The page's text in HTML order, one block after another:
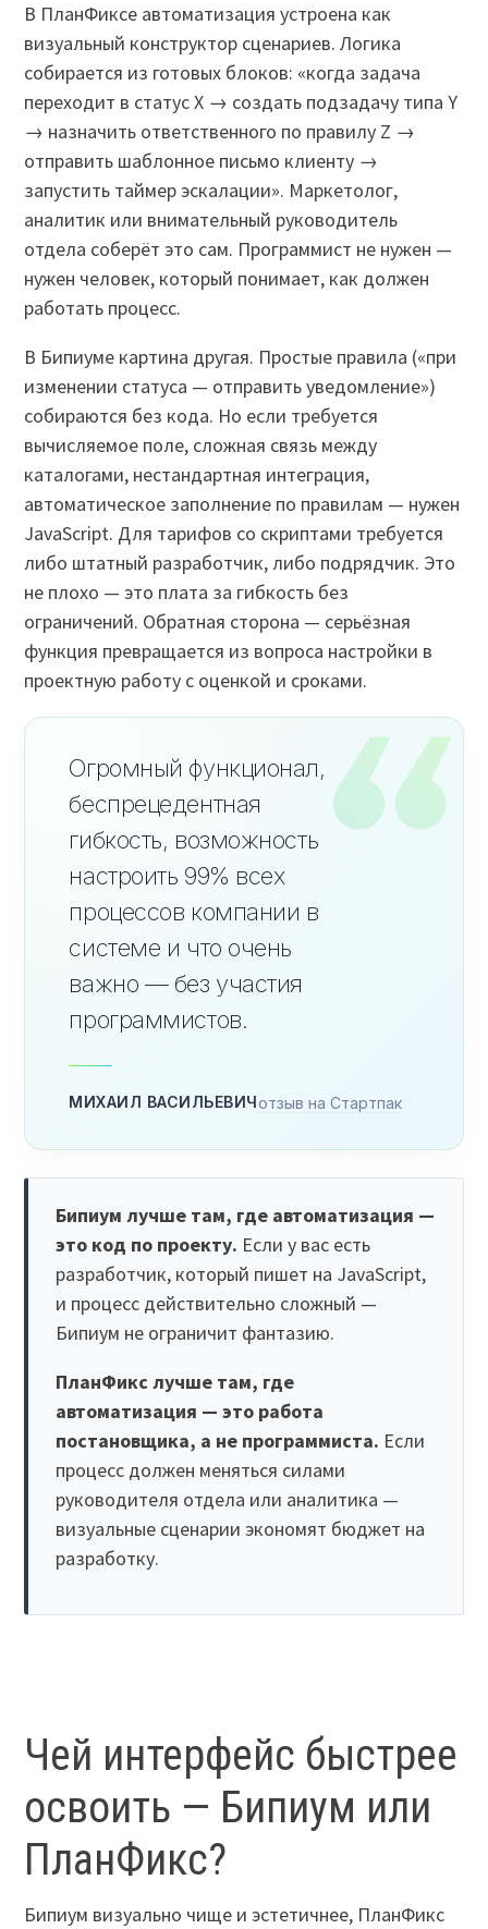
В ПланФиксе автоматизация устроена как
визуальный конструктор сценариев. Логика
собирается из готовых блоков: «когда задача
переходит в статус Х → создать подзадачу типа Y
→ назначить ответственного по правилу Z →
отправить шаблонное письмо клиенту →
запустить таймер эскалации». Маркетолог,
аналитик или внимательный руководитель
отдела соберёт это сам. Программист не нужен —
нужен человек, который понимает, как должен
работать процесс.
В Бипиуме картина другая. Простые правила («при
изменении статуса — отправить уведомление»)
собираются без кода. Но если требуется
вычисляемое поле, сложная связь между
каталогами, нестандартная интеграция,
автоматическое заполнение по правилам — нужен
JavaScript. Для тарифов со скриптами требуется
либо штатный разработчик, либо подрядчик. Это
не плохо — это плата за гибкость без
ограничений. Обратная сторона — серьёзная
функция превращается из вопроса настройки в
проектную работу с оценкой и сроками.
Огромный функционал,
беспрецедентная
гибкость, возможность
настроить 99% всех
процессов компании в
системе и что очень
важно — без участия
программистов.
МИХАИЛ ВАСИЛЬЕВИЧотзыв на Стартпак
Бипиум лучше там, где автоматизация —
это код по проекту. Если у вас есть
разработчик, который пишет на JavaScript,
и процесс действительно сложный —
Бипиум не ограничит фантазию.
ПланФикс лучше там, где
автоматизация — это работа
постановщика, а не программиста. Если
процесс должен меняться силами
руководителя отдела или аналитика —
визуальные сценарии экономят бюджет на
разработку.
Чей интерфейс быстрее
освоить — Бипиум или
ПланФикс?
Бипиум визуально чище и эстетичнее, ПланФикс